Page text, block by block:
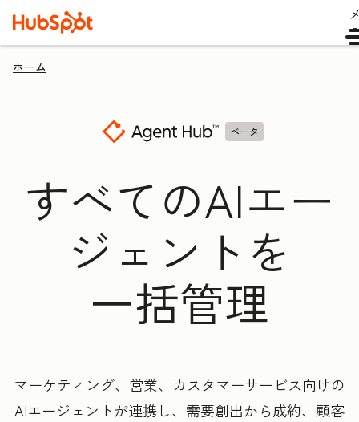
ホーム
ベータ
すべてのAIエー
ジェントを
一括管理
マーケティング、営業、カスタマーサービス向けの
AIエージェントが連携し、需要創出から成約、顧客